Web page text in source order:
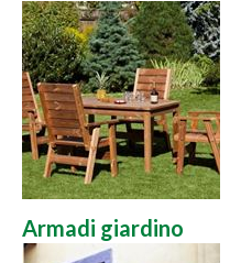
Armadi giardino